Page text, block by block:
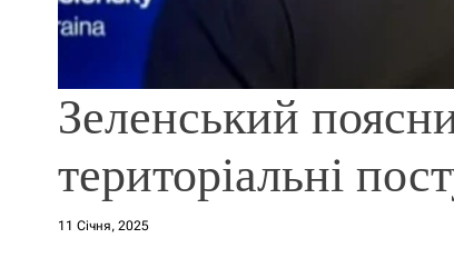
Зеленський
територіальні
11 Січня, 2025